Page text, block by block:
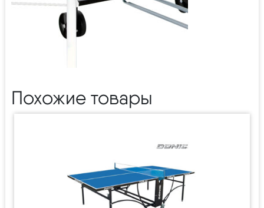
Похожие товары